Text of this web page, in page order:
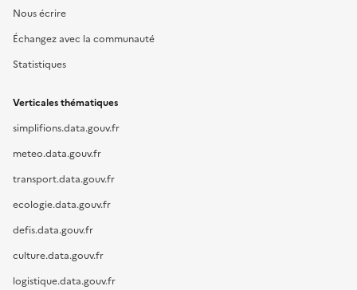
Nous écrire
Échangez avec la communauté
Statistiques
Verticales thématiques
simplifions.data.gouv.fr
meteo.data.gouv.fr
transport.data.gouv.fr
ecologie.data.gouv.fr
defis.data.gouv.fr
culture.data.gouv.fr
logistique.data.gouv.fr